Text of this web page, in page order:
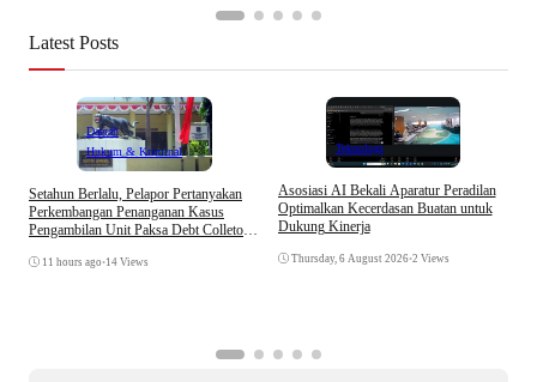
Latest Posts
Daerah
Hukum & Kriminal
Setahun Berlalu, Pelapor Pertanyakan
Perkembangan Penanganan Kasus
Pengambilan Unit Paksa Debt Colletor
11 hours ago •14 Views
Teknologi
Asosiasi AI Bekali Aparatur Peradilan
Optimalkan Kecerdasan Buatan untuk
Dukung Kinerja
Thursday, 6 August 2026•2 Views